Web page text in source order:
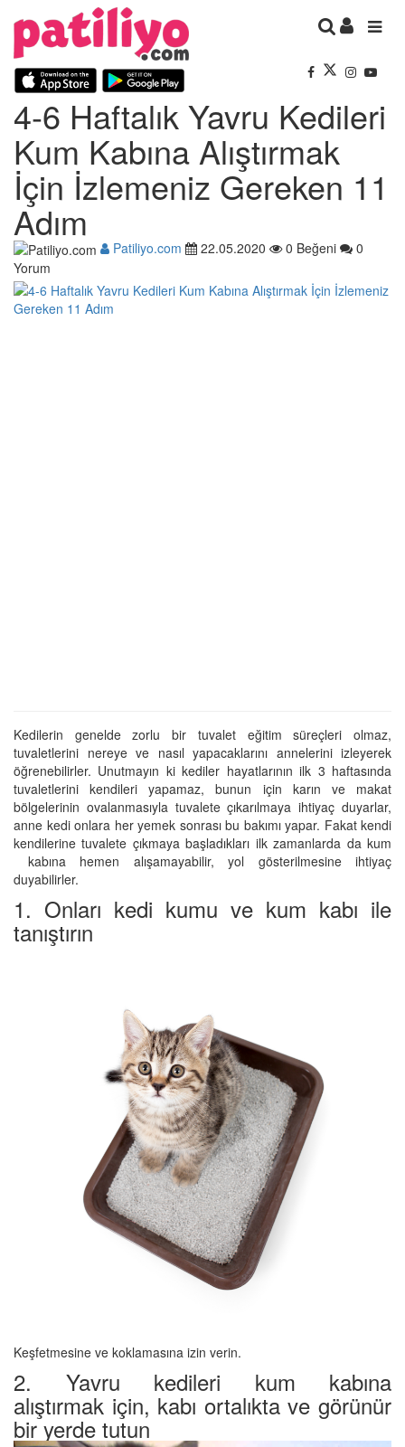
4-6 Haftalık Yavru Kedileri
Kum Kabına Alıştırmak
İçin İzlemeniz Gereken 11
Adım
Patiliyo.com 22.05.2020 0 Beğeni
0
Yorum
Kedilerin genelde zorlu bir tuvalet eğitim süreçleri olmaz,
tuvaletlerini nereye ve nasıl yapacaklarını annelerini izleyerek
öğrenebilirler. Unutmayın ki kediler hayatlarının ilk 3 haftasında
tuvaletlerini kendileri yapamaz, bunun için karın ve makat
bölgelerinin ovalanmasıyla tuvalete çıkarılmaya ihtiyaç duyarlar,
anne kedi onlara her yemek sonrası bu bakımı yapar. Fakat kendi
kendilerine tuvalete çıkmaya başladıkları ilk zamanlarda da kum
kabına hemen alışamayabilir, yol gösterilmesine ihtiyaç
duyabilirler.
1. Onları kedi kumu ve kum kabı ile
tanıştırın
Keşfetmesine ve koklamasına izin verin.
2. Yavru kedileri kum kabına
alıştırmak için, kabı ortalıkta ve görünür
bir yerde tutun